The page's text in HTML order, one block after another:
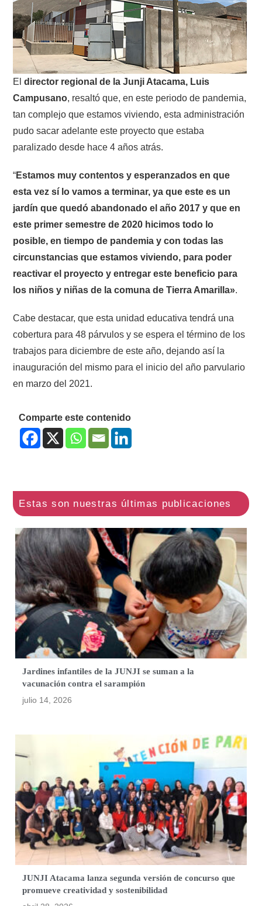
Eldirector regional de la Junji Atacama, Luis
Campusano, resaltó que, en este periodo de pandemia,
tan complejo que estamos viviendo, esta administración
pudo sacar adelante este proyecto que estaba
paralizado desde hace 4 años atrás.
“Estamos muy contentos y esperanzados en que
esta vez sí lo vamos a terminar, ya que este es un
jardín que quedó abandonado el año 2017 y que en
este primer semestre de 2020 hicimos todo lo
posible, en tiempo de pandemia y con todas las
circunstancias que estamos viviendo, para poder
reactivar el proyecto y entregar este beneficio para
los niños y niñas de la comuna de Tierra Amarilla».
Cabe destacar, que esta unidad educativa tendrá una
cobertura para 48 párvulos y se espera el término de los
trabajos para diciembre de este año, dejando así la
inauguración del mismo para el inicio del año parvulario
en marzo del 2021.
Comparte este contenido
Jardines infantiles de la JUNJI se suman a la
vacunación contra el sarampión
julio 14, 2026
JUNJI Atacama lanza segunda versión de concurso que
promueve creatividad y sostenibilidad